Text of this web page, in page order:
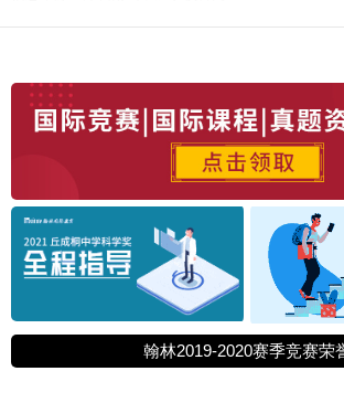
翰林2019-2020赛季竞赛荣